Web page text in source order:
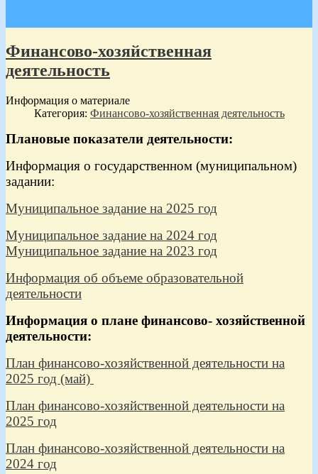
Финансово-хозяйственная
деятельность
Информация о материале
Категория: Финансово-хозяйственная деятельность
Плановые показатели деятельности:
Информация о государственном (муниципальном)
задании:
Муниципальное задание на 2025 год
Муниципальное задание на 2024 год
Муниципальное задание на 2023 год
Информация об объеме образовательной
деятельности
Информация о плане финансово- хозяйственной
деятельности:
План финансово-хозяйственной деятельности на
2025 год (май)
План финансово-хозяйственной деятельности на
2025 год
План финансово-хозяйственной деятельности на
2024 год